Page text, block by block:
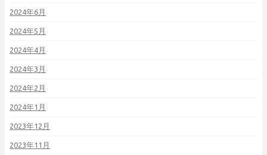
2024年6月
2024年5月
2024年4月
2024年3月
2024年2月
2024年1月
2023年12月
2023年11月